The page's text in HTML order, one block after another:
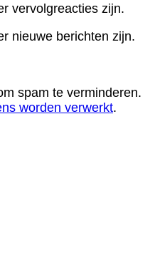
vervolgreacties zijn.
nieuwe berichten zijn.
spam te verminderen.
worden verwerkt.